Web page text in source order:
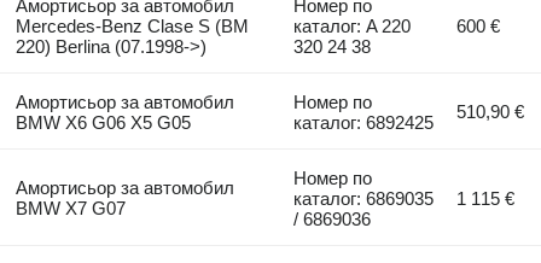
Амортисьор за автомобил
Mercedes-Benz Clase S (BM
220) Berlina (07.1998->)
Номер по
каталог: A 220
320 24 38
600 €
Амортисьор за автомобил
BMW X6 G06 X5 G05
Номер по
каталог: 6892425
510,90 €
Амортисьор за автомобил
BMW X7 G07
Номер по
каталог: 6869035
/ 6869036
1 115 €